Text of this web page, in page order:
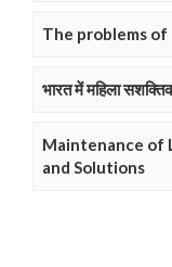
The problems
भारत में महिला
Maintenance of
and Solutions